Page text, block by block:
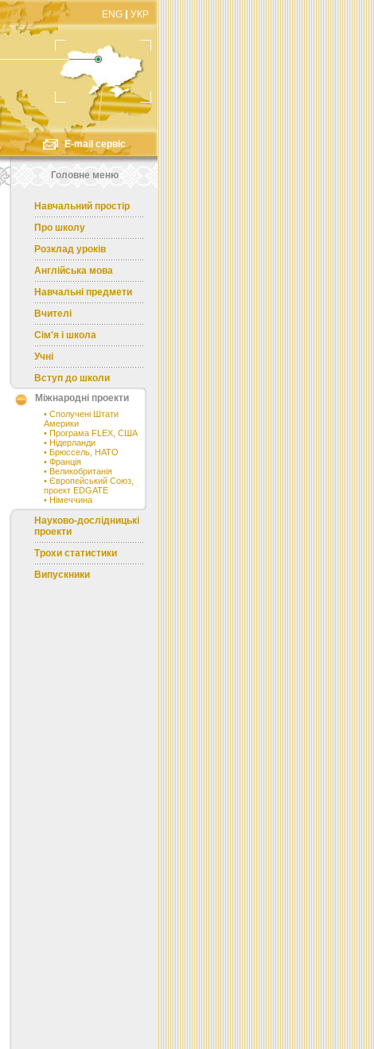
ENG УКР
Головне меню
E-mail сервіс
Навчальний простір
Про школу
Розклад уроків
Англійська мова
Навчальні предмети
Вчителі
Сім'я і школа
Учні
Вступ до школи
Міжнародні проекти
• Сполучені Штати
Америки
• Програма FLEX, США
• Нідерланди
• Брюссель, НАТО
• Франція
• Великобританія
• Європейський Союз,
проект EDGATE
• Німеччина
Науково-дослідницькі
проекти
Трохи статистики
Випускники